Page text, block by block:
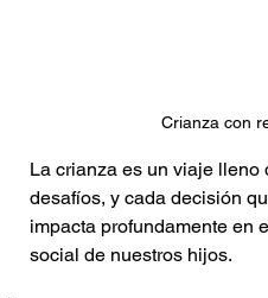
Crianza con
La crianza es un viaje lleno
desafíos, y cada decisión
impacta profundamente en
social de nuestros hijos.